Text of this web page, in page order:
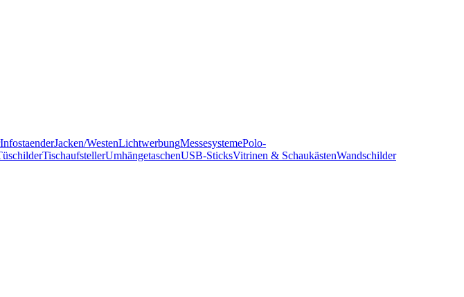
InfostaenderJacken/WestenLichtwerbungMessesystemePolo-
TischaufstellerUmhängetaschenUSB-SticksVitrinen & SchaukästenWandschilder